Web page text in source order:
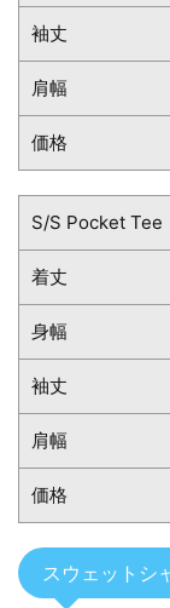
袖丈
肩幅
価格
S/S Pocket Tee
着丈
身幅
袖丈
肩幅
価格
スウェットシ